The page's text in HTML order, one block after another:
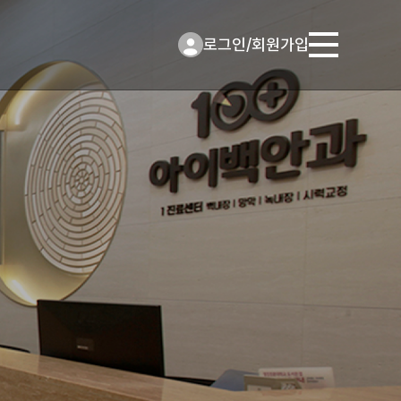
로그인/회원가입